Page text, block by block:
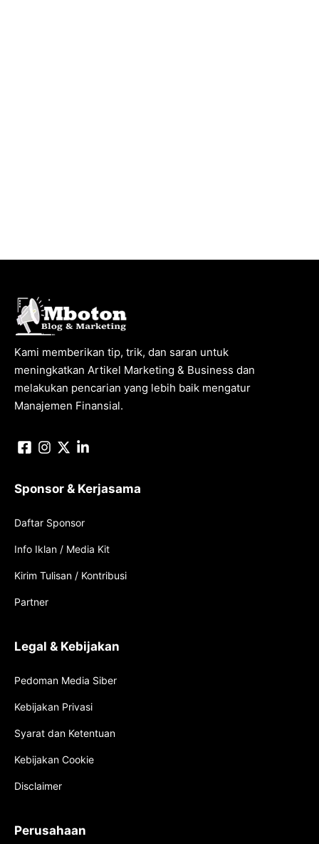
Kami memberikan tip, trik, dan saran untuk
meningkatkan Artikel Marketing & Business dan
melakukan pencarian yang lebih baik mengatur
Manajemen Finansial.
Sponsor & Kerjasama
Daftar Sponsor
Info Iklan / Media Kit
Kirim Tulisan / Kontribusi
Partner
Legal & Kebijakan
Pedoman Media Siber
Kebijakan Privasi
Syarat dan Ketentuan
Kebijakan Cookie
Disclaimer
Perusahaan